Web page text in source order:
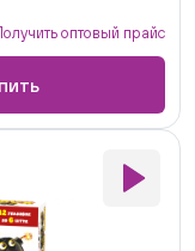
оптовый прайс